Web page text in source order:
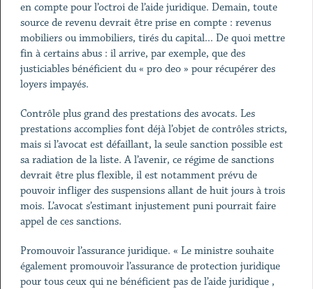
en compte pour l’octroi de l’aide juridique. Demain, toute
source de revenu devrait être prise en compte : revenus
mobiliers ou immobiliers, tirés du capital... De quoi mettre
fin à certains abus : il arrive, par exemple, que des
justiciables bénéficient du « pro deo » pour récupérer des
loyers impayés.
Contrôle plus grand des prestations des avocats. Les
prestations accomplies font déjà l’objet de contrôles stricts,
mais si l’avocat est défaillant, la seule sanction possible est
sa radiation de la liste. A l’avenir, ce régime de sanctions
devrait être plus flexible, il est notamment prévu de
pouvoir infliger des suspensions allant de huit jours à trois
mois. L’avocat s’estimant injustement puni pourrait faire
appel de ces sanctions.
Promouvoir l’assurance juridique. « Le ministre souhaite
également promouvoir l’assurance de protection juridique
pour tous ceux qui ne bénéficient pas de l’aide juridique ,